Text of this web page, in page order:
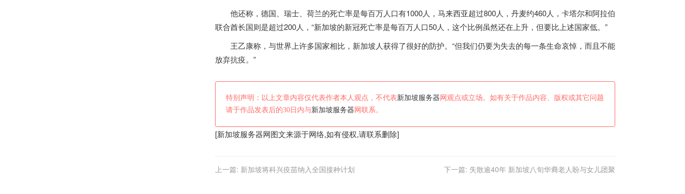
他还称，德国、瑞士、荷兰的死亡率是每百万人口有1000人，马来西亚超过800人，丹麦约460人，卡塔尔和阿拉伯
联合酋长国则是超过200人，“新加坡的新冠死亡率是每百万人口50人，这个比例虽然还在上升，但要比上述国家低。”
王乙康称，与世界上许多国家相比， 新加坡人获得了很好的防护。“但我们仍要为失去的每一条生命哀悼，而且不能
放弃抗疫。”
特别声明：以上文章内容仅代表作者本人观点，不代表新加坡服务器 网观点或立场。如有关于作品内容、版权或其它问题
请于作品发表后的30日内与新加坡服务器 网联系。
[新加坡服务器网图文来源于网络,如有侵权,请联系删除]
上一篇: 新加坡将科兴疫苗纳入全国接种计划 下一篇: 失散逾40年 新加坡八旬华裔老人盼与女儿团聚